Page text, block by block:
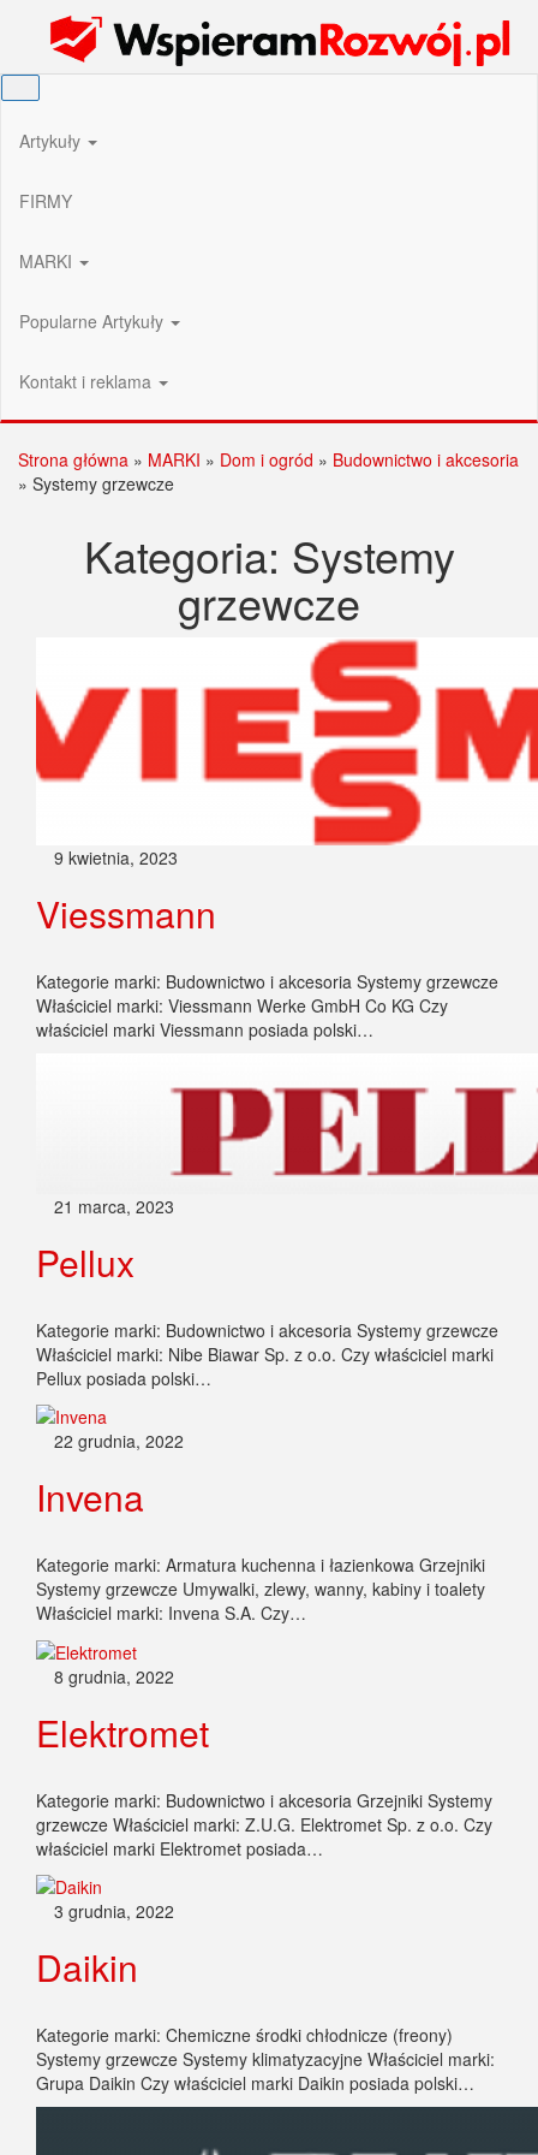
Wspieram Rozwój PL
Artykuły
FIRMY
MARKI
Popularne Artykuły
Kontakt i reklama
Strona główna » MARKI » Dom i ogród » Budownictwo i akcesoria
» Systemy grzewcze
Kategoria: Systemy
grzewcze
9 kwietnia, 2023
Viessmann
Kategorie marki: Budownictwo i akcesoria Systemy grzewcze
Właściciel marki: Viessmann Werke GmbH Co KG Czy
właściciel marki Viessmann posiada polski…
21 marca, 2023
Pellux
Kategorie marki: Budownictwo i akcesoria Systemy grzewcze
Właściciel marki: Nibe Biawar Sp. z o.o. Czy właściciel marki
Pellux posiada polski…
22 grudnia, 2022
Invena
Kategorie marki: Armatura kuchenna i łazienkowa Grzejniki
Systemy grzewcze Umywalki, zlewy, wanny, kabiny i toalety
Właściciel marki: Invena S.A. Czy…
8 grudnia, 2022
Elektromet
Kategorie marki: Budownictwo i akcesoria Grzejniki Systemy
grzewcze Właściciel marki: Z.U.G. Elektromet Sp. z o.o. Czy
właściciel marki Elektromet posiada…
3 grudnia, 2022
Daikin
Kategorie marki: Chemiczne środki chłodnicze (freony)
Systemy grzewcze Systemy klimatyzacyjne Właściciel marki:
Grupa Daikin Czy właściciel marki Daikin posiada polski…